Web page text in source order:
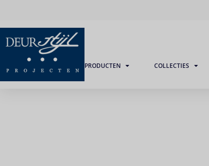
PRODUCTEN COLLECTIES